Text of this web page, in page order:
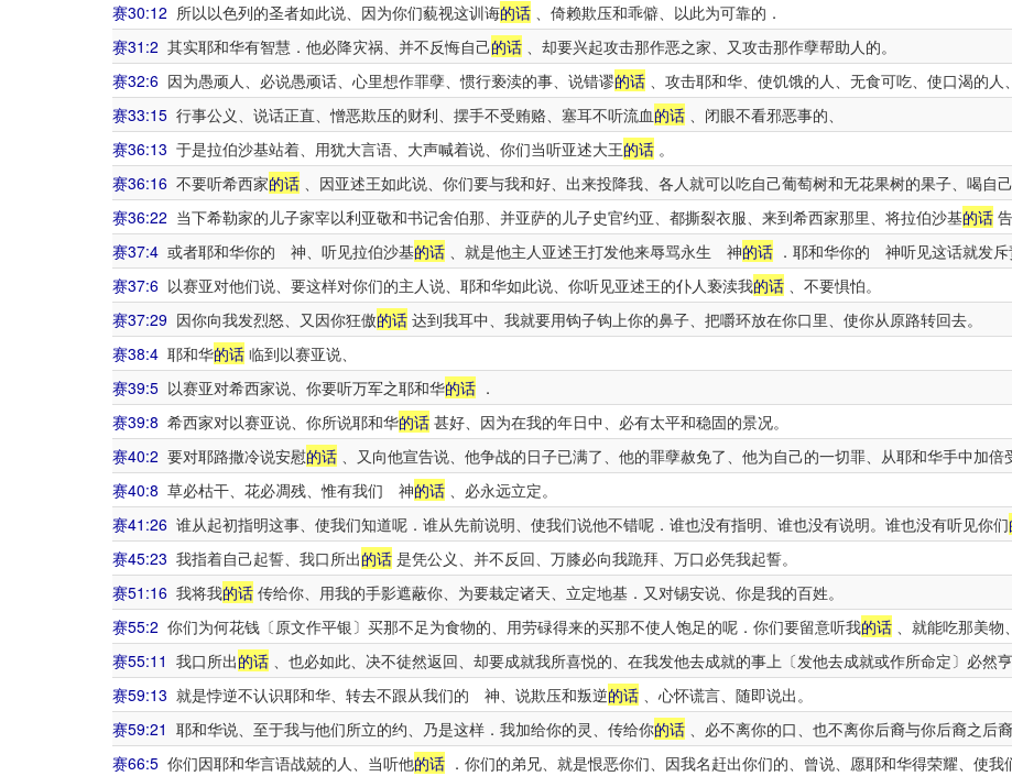
赛30:12 所以以色列的圣者如此说、因为你们藐视这训诲的话 、倚赖欺压和乖僻、以此为可靠的．
赛31:2 其实耶和华有智慧．他必降灾祸、并不反悔自己的话 、却要兴起攻击那作恶之家、又攻击那作孽帮助人的。
赛32:6 因为愚顽人、必说愚顽话、心里想作罪孽、惯行亵渎的事、说错谬的话 、攻击耶和华、使饥饿的人、无食可吃、使口渴的人
赛33:15 行事公义、说话正直、憎恶欺压的财利、摆手不受贿赂、塞耳不听流血的话 、闭眼不看邪恶事的、
赛36:13 于是拉伯沙基站着、用犹大言语、大声喊着说、你们当听亚述大王的话 。
赛36:16 不要听希西家的话 、因亚述王如此说、你们要与我和好、出来投降我、各人就可以吃自己葡萄树和无花果树的果子、喝自
赛36:22 当下希勒家的儿子家宰以利亚敬和书记舍伯那、并亚萨的儿子史官约亚、都撕裂衣服、来到希西家那里、将拉伯沙基的话
赛37:4 或者耶和华你的 神、听见拉伯沙基的话 、就是他主人亚述王打发他来辱骂永生 神的话 ．耶和华你的 神听见这话就发斥
赛37:6 以赛亚对他们说、要这样对你们的主人说、耶和华如此说、你听见亚述王的仆人亵渎我的话 、不要惧怕。
赛37:29 因你向我发烈怒、又因你狂傲的话 达到我耳中、我就要用钩子钩上你的鼻子、把嚼环放在你口里、使你从原路转回去。
赛38:4 耶和华的话 临到以赛亚说、
赛39:5 以赛亚对希西家说、你要听万军之耶和华的话 ．
赛39:8 希西家对以赛亚说、你所说耶和华的话 甚好、因为在我的年日中、必有太平和稳固的景况。
赛40:2 要对耶路撒冷说安慰的话 、又向他宣告说、他争战的日子已满了、他的罪孽赦免了、他为自己的一切罪、从耶和华手中加倍
赛40:8 草必枯干、花必凋残、惟有我们 神的话 、必永远立定。
赛41:26 谁从起初指明这事、使我们知道呢．谁从先前说明、使我们说他不错呢．谁也没有指明、谁也没有说明。谁也没有听见你们
赛45:23 我指着自己起誓、我口所出的话 是凭公义、并不反回、万膝必向我跪拜、万口必凭我起誓。
赛51:16 我将我的话 传给你、用我的手影遮蔽你、为要栽定诸天、立定地基．又对锡安说、你是我的百姓。
赛55:2 你们为何花钱〔原文作平银〕买那不足为食物的、用劳碌得来的买那不使人饱足的呢．你们要留意听我的话 、就能吃那美物
赛55:11 我口所出的话 、也必如此、决不徒然返回、却要成就我所喜悦的、在我发他去成就的事上〔发他去成就或作所命定〕必然亨
赛59:13 就是悖逆不认识耶和华、转去不跟从我们的 神、说欺压和叛逆的话 、心怀谎言、随即说出。
赛59:21 耶和华说、至于我与他们所立的约、乃是这样．我加给你的灵、传给你的话 、必不离你的口、也不离你后裔与你后裔之后
赛66:5 你们因耶和华言语战兢的人、当听他的话 ．你们的弟兄、就是恨恶你们、因我名赶出你们的、曾说、愿耶和华得荣耀、使我